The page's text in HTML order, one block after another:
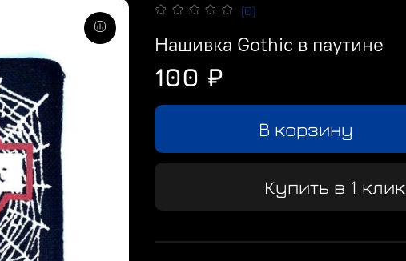
(0)
Нашивка Gothic в паутине
100 ₽
В корзину
Купить в 1 клик